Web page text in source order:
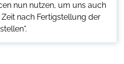
nun nutzen, um uns auch
nach Fertigstellung der